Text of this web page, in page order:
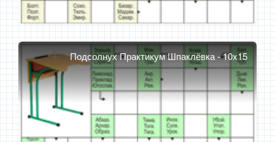
Подсолнух Практикум Шпаклёвка - 10x15